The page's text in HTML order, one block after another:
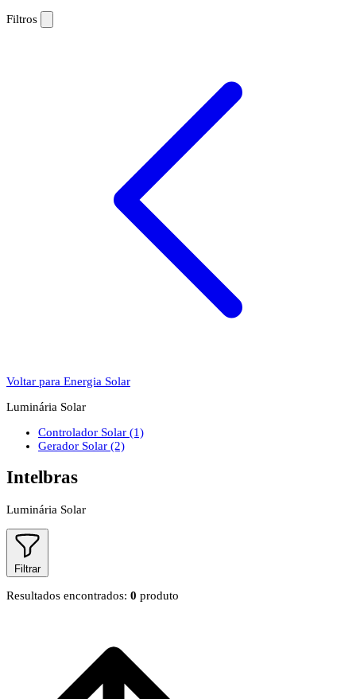
Filtros
Voltar para Energia Solar
Luminária Solar
Controlador Solar (1)
Gerador Solar (2)
Intelbras
Luminária Solar
Filtrar
Resultados encontrados: 0 produto